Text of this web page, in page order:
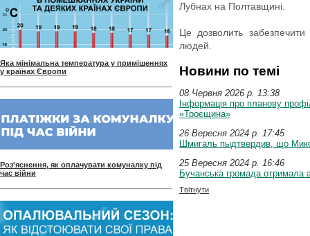
Яка мінімальна температура у приміщеннях
у країнах Європи
Роз'яснення, як оплачувати комуналку під
час війни
Лубнах на Полтавщині.
Це дозволить
людей.
Новини по темі
08 Червня 2026 p. 13:38
Інформація про планову
«Троєщина»
26 Вересня 2024 p. 17:45
Шмигаль пыдтвердив, що
25 Вересня 2024 p. 16:46
Бучанська громада отримала
Твітнути